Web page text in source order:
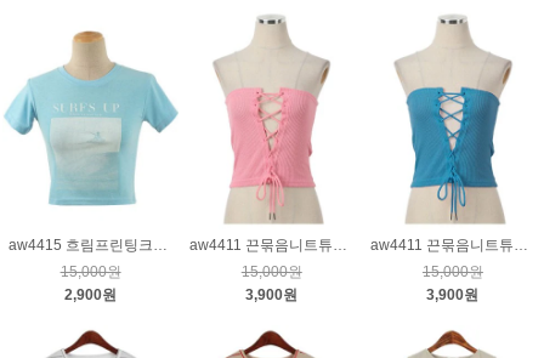
aw4415 흐림프린팅크롭티_하늘
15,000원
2,900원
aw4411 끈묶음니트튜브탑_핑크
15,000원
3,900원
aw4411 끈묶음니트튜브탑_블루
15,000원
3,900원